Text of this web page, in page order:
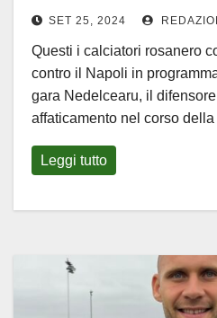
SET 25, 2024
Questi i calciatori rosanero
contro il Napoli in
gara Nedelcearu, il
affaticamento nel corso
Leggi tutto